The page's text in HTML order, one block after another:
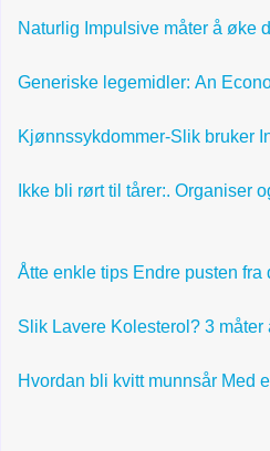
Naturlig Impulsive måter å øke
Generiske legemidler: An
Kjønnssykdommer-Slik bruker
Ikke bli rørt til tårer:. Organiser
Åtte enkle tips Endre pusten fra
Slik Lavere Kolesterol? 3 måter
Hvordan bli kvitt munnsår Med